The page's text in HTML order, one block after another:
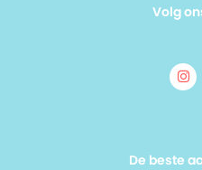
Volg
De beste